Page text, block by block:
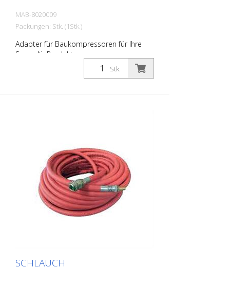
MAB-8020009
Packungen: Stk. (1Stk.)
Adapter für Baukompressoren für Ihre
Scrap Air Produkte.
Stk.
SCHLAUCH